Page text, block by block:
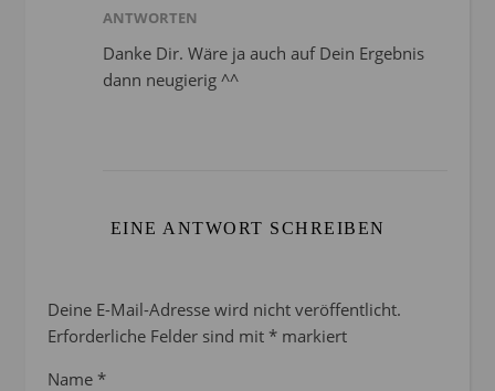
ANTWORTEN
Danke Dir. Wäre ja auch auf Dein Ergebnis
dann neugierig ^^
EINE ANTWORT SCHREIBEN
Deine E-Mail-Adresse wird nicht veröffentlicht.
Erforderliche Felder sind mit * markiert
Name *